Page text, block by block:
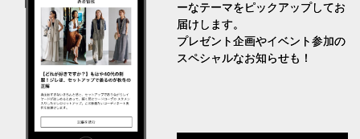
ーなテーマをピックアップしてお
届けします。
プレゼント企画やイベント参加の
スペシャルなお知らせも！